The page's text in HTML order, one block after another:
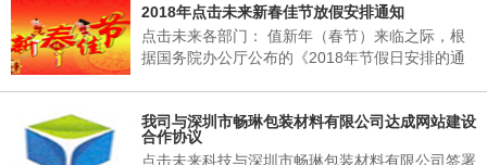
的URL，如果URL更改了，相当于重新做了一个网
站。
2018年点击未来新春佳节放假安排通知
点击未来各部门： 值新年（春节）来临之际，根
据国务院办公厅公布的《2018年节假日安排的通
下： 一、春节放假时间：为02月06日至02月25
日，02月25日(星期天)正常上班。 二、各部门接
我司与深圳市畅琳包装材料有限公司达成网站建设
合作协议
点击未来科技与深圳市畅琳包装材料有限公司签署